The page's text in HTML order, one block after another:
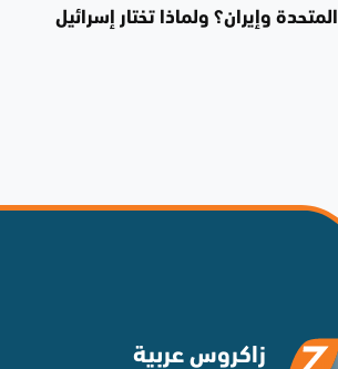
المتحدة وإيران؟ ولماذا تختار إسرائيل
زاكروس عربية